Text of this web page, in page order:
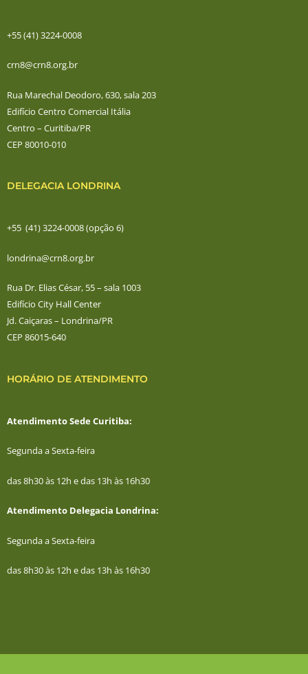
+55 (41) 3224-0008
crn8@crn8.org.br
Rua Marechal Deodoro, 630, sala 203
Edifício Centro Comercial Itália
Centro – Curitiba/PR
CEP 80010-010
DELEGACIA LONDRINA
+55 (41) 3224-0008 (opção 6)
londrina@crn8.org.br
Rua Dr. Elias César, 55 – sala 1003
Edifício City Hall Center
Jd. Caiçaras – Londrina/PR
CEP 86015-640
HORÁRIO DE ATENDIMENTO
Atendimento Sede Curitiba:
Segunda a Sexta-feira
das 8h30 às 12h e das 13h às 16h30
Atendimento Delegacia Londrina:
Segunda a Sexta-feira
das 8h30 às 12h e das 13h às 16h30